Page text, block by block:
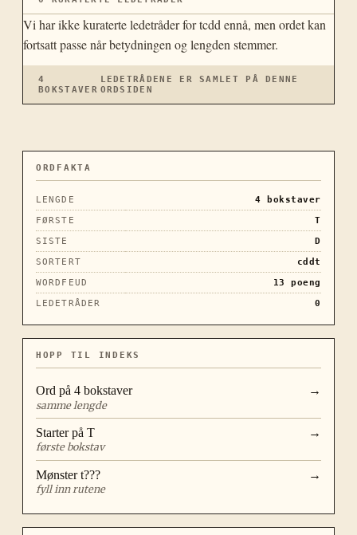
Vi har ikke kuraterte ledetråder fortcdd ennå, men ordet kan
fortsatt passe når betydningen og lengden stemmer.
4
BOKSTAVER
LEDETRÅDENE ER SAMLET PÅ DENNE
ORDSIDEN
ORDFAKTA
LENGDE 4 bokstaver
FØRSTE
T
SISTE
D
SORTERT
cddt
WORDFEUD
13
poeng
LEDETRÅDER
0
HOPP TIL INDEKS
Ord på 4 bokstaver
samme lengde
→
Starter på T
første bokstav
→
Mønstert???
fyll inn rutene
→